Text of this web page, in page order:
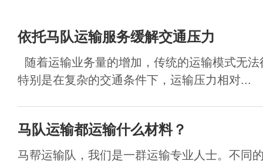
依托马队运输服务缓解交通压力
随着运输业务量的增加，传统的运输模式无
特别是在复杂的交通条件下，运输压力相对...
马队运输都运输什么材料？
马帮运输队，我们是一群运输专业人士。不同